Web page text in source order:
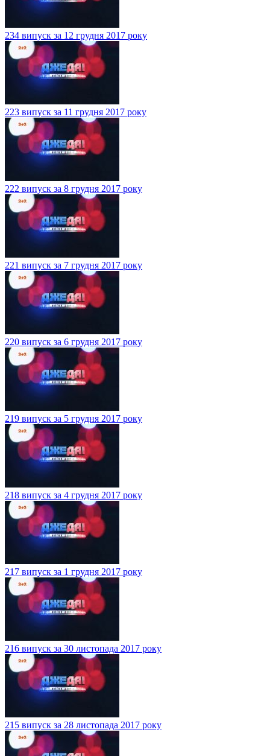
234 випуск за 12 грудня 2017 року
223 випуск за 11 грудня 2017 року
222 випуск за 8 грудня 2017 року
221 випуск за 7 грудня 2017 року
220 випуск за 6 грудня 2017 року
219 випуск за 5 грудня 2017 року
218 випуск за 4 грудня 2017 року
217 випуск за 1 грудня 2017 року
216 випуск за 30 листопада 2017 року
215 випуск за 28 листопада 2017 року